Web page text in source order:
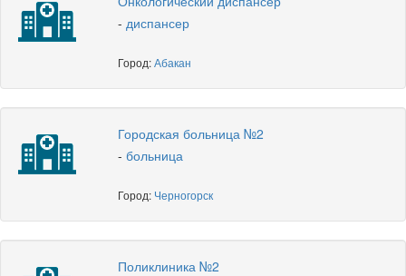
- диспансер
Город:Абакан
Городская больница №2
- больница
Город: Черногорск
Поликлиника №2